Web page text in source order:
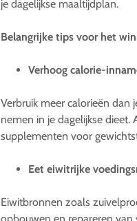
je dagelijkse maaltijdplan.
Belangrijke tips voor het
Verhoog calorie-
Verbruik meer calorieën
nemen in je dagelijkse dieet.
supplementen voor
Eet eiwitrijke
Eiwitbronnen zoals